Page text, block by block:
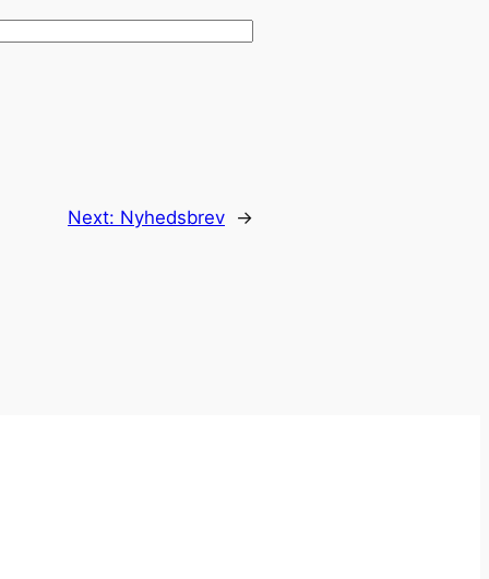
Next: Nyhedsbrev →